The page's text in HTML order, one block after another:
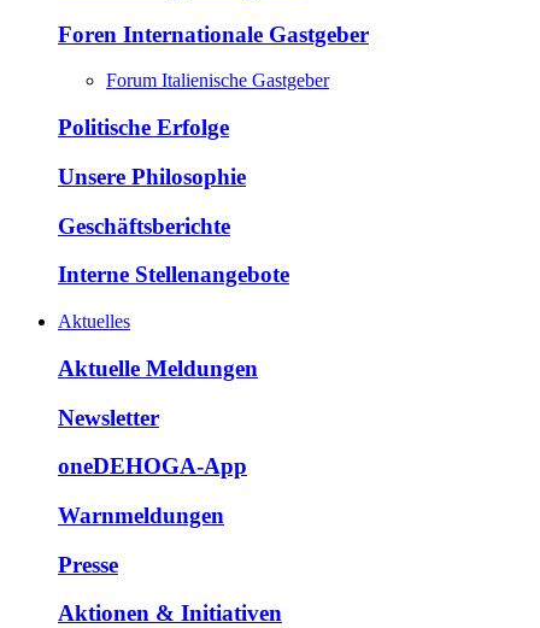
Foren Internationale Gastgeber
Forum Italienische Gastgeber
Politische Erfolge
Unsere Philosophie
Geschäftsberichte
Interne Stellenangebote
Aktuelles
Aktuelle Meldungen
Newsletter
oneDEHOGA-App
Warnmeldungen
Presse
Aktionen & Initiativen